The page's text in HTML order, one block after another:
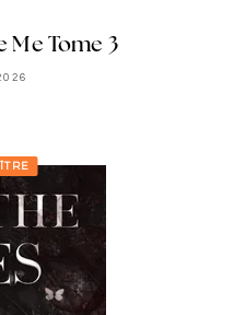
Me Tome 3